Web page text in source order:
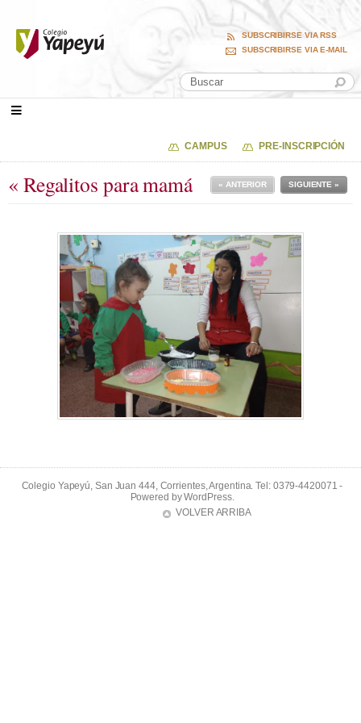
SUBSCRIBIRSE VIA RSS
SUBSCRIBIRSE VIA E-MAIL
CAMPUS PRE-INSCRIPCIÓN
« Regalitos para mamá SIGUIENTE »
« ANTERIOR
Colegio Yapeyú, San Juan 444, Corrientes, Argentina. Tel: 0379-4420071 -
Powered byWordPress.
VOLVER ARRIBA